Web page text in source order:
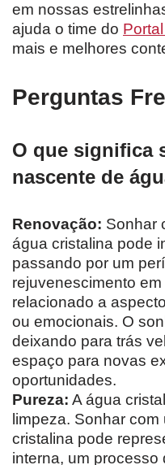
em nossas
ajuda o time do
mais e melhores
Perguntas
O que significa
nascente de
Renovação: Sonhar
água cristalina pode
passando por um
rejuvenescimento
relacionado a
ou emocionais. O
deixando para trás
espaço para novas
oportunidades.
Pureza: A água
limpeza. Sonhar
cristalina pode
interna, um processo